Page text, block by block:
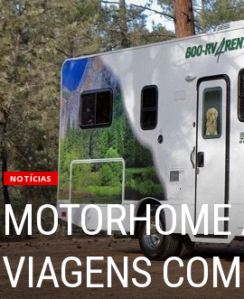
NOTÍCIAS
VIAGENS